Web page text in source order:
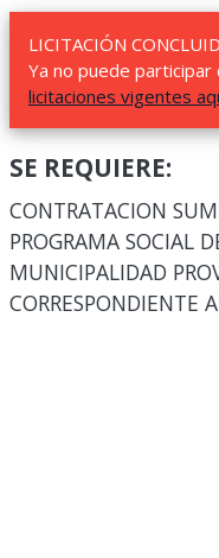
LICITACIÓN
Ya no puede
licitaciones vigentes
SE REQUIERE:
CONTRATACION
PROGRAMA SOCIAL
MUNICIPALIDAD
CORRESPONDIENTE